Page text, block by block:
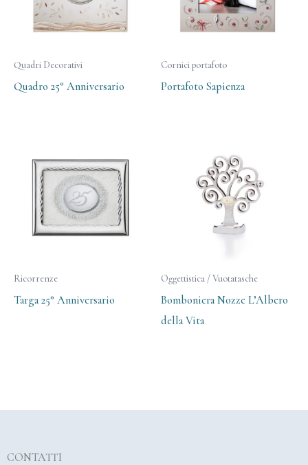
Quadri Decorativi
Quadro 25° Anniversario
Cornici portafoto
Portafoto Sapienza
Ricorrenze
Targa 25° Anniversario
Oggettistica / Vuotatasche
Bomboniera Nozze L’Albero
della Vita
CONTATTI